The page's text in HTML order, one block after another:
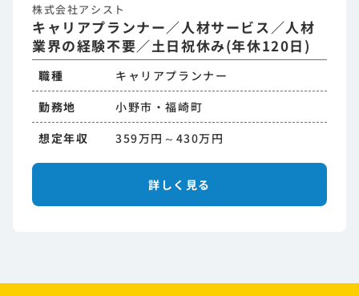
株式会社アシスト
キャリアプランナー／人材サービス／人材
業界の経験不要／土日祝休み(年休120日)
職種
キャリアプランナー
勤務地
小野市・福崎町
想定年収
359万円～430万円
詳しく見る